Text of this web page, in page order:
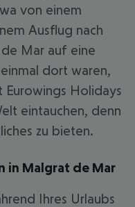
von einem
Ausflug nach
de Mar auf eine
dort waren,
Holidays
eintauchen, denn
zu bieten.
in Malgrat de Mar
Ihres Urlaubs